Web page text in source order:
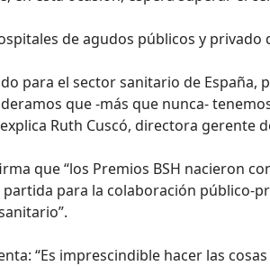
de agudos públicos y privado
para el sector sanitario de
que -más que nunca-
Ruth Cuscó, directora gerente
que “los Premios BSH nacieron
para la colaboración público-
“Es imprescindible hacer las